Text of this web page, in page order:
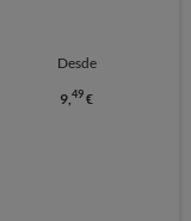
Desde
9,49 €